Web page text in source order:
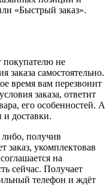
«Быстрый заказ».
покупателю не
заказа самостоятельно.
время вам перезвонит
заказа, ответит
его особенностей. А
и доставки.
либо, получив
заказ, укомплектовав
на
сейчас. Получает
телефон и ждёт